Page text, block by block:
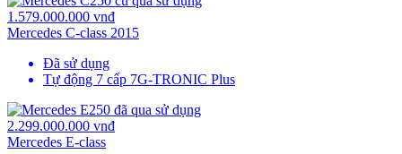
1.579.000.000 vnđ
Mercedes C-class 2015
Đã sử dụng
Tự động 7 cấp 7G-TRONIC Plus
2.299.000.000 vnđ
Mercedes E-class